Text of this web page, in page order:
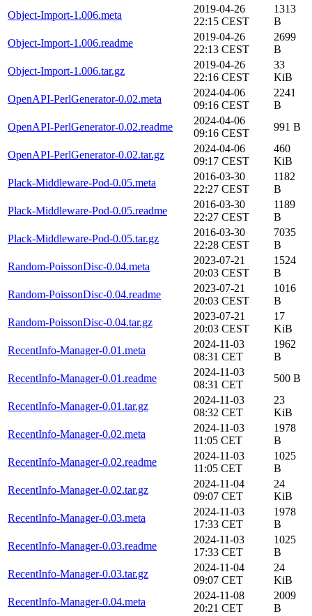
Object-Import-1.006.meta
2019-04-26
22:15 CEST
1313
B
Object-Import-1.006.readme
2019-04-26
22:13 CEST
2699
B
Object-Import-1.006.tar.gz
2019-04-26
22:16 CEST
33
KiB
OpenAPI-PerlGenerator-0.02.meta
2024-04-06
09:16 CEST
2241
B
OpenAPI-PerlGenerator-0.02.readme
2024-04-06
09:16 CEST
991 B
OpenAPI-PerlGenerator-0.02.tar.gz
2024-04-06
09:17 CEST
460
KiB
Plack-Middleware-Pod-0.05.meta
2016-03-30
22:27 CEST
1182
B
Plack-Middleware-Pod-0.05.readme
2016-03-30
22:27 CEST
1189
B
Plack-Middleware-Pod-0.05.tar.gz
2016-03-30
22:28 CEST
7035
B
Random-PoissonDisc-0.04.meta
2023-07-21
20:03 CEST
1524
B
Random-PoissonDisc-0.04.readme
2023-07-21
20:03 CEST
1016
B
Random-PoissonDisc-0.04.tar.gz
2023-07-21
20:03 CEST
17
KiB
RecentInfo-Manager-0.01.meta
2024-11-03
08:31 CET
1962
B
RecentInfo-Manager-0.01.readme
2024-11-03
08:31 CET
500 B
RecentInfo-Manager-0.01.tar.gz
2024-11-03
08:32 CET
23
KiB
RecentInfo-Manager-0.02.meta
2024-11-03
11:05 CET
1978
B
RecentInfo-Manager-0.02.readme
2024-11-03
11:05 CET
1025
B
RecentInfo-Manager-0.02.tar.gz
2024-11-04
09:07 CET
24
KiB
RecentInfo-Manager-0.03.meta
2024-11-03
17:33 CET
1978
B
RecentInfo-Manager-0.03.readme
2024-11-03
17:33 CET
1025
B
RecentInfo-Manager-0.03.tar.gz
2024-11-04
09:07 CET
24
KiB
RecentInfo-Manager-0.04.meta
2024-11-08
20:21 CET
2009
B